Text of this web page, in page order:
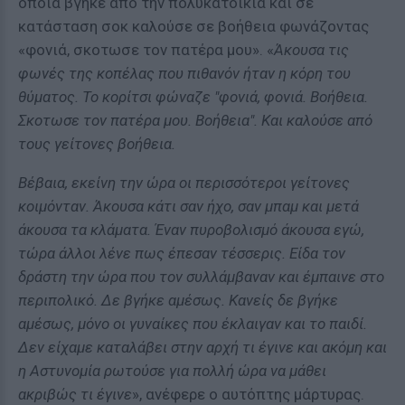
κατάσταση σοκ καλούσε σε βοήθεια φωνάζοντας
«φονιά, σκoτωσε τον πατέρα μου». «Άκουσα τις
φωνές της κοπέλας που πιθανόν ήταν η κόρη του
θύματος. Το κορίτσι φώναζε "φονιά, φονιά. Βοήθεια.
Σκoτωσε τον πατέρα μου. Βοήθεια". Και καλούσε από
τους γείτονες βοήθεια.
Βέβαια, εκείνη την ώρα οι περισσότεροι γείτονες
κοιμόνταν. Άκουσα κάτι σαν ήχο, σαν μπαμ και μετά
άκουσα τα κλάματα. Έναν πυροβολισμό άκουσα εγώ,
τώρα άλλοι λένε πως έπεσαν τέσσερις. Είδα τον
δράστη την ώρα που τον συλλάμβαναν και έμπαινε στο
περιπολικό. Δε βγήκε αμέσως. Κανείς δε βγήκε
αμέσως, μόνο οι γυναίκες που έκλαιγαν και το παιδί.
Δεν είχαμε καταλάβει στην αρχή τι έγινε και ακόμη και
η Αστυνομία ρωτούσε για πολλή ώρα να μάθει
ακριβώς τι έγινε», ανέφερε ο αυτόπτης μάρτυρας.